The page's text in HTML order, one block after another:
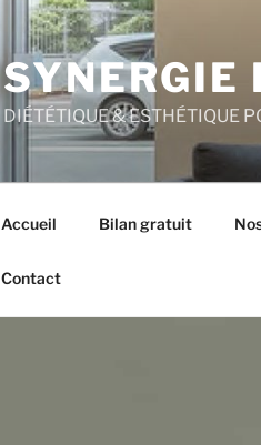
SYNERGIE
DIÉTÉTIQUE & ESTHÉTIQUE
Accueil Bilan gratuit
Contact